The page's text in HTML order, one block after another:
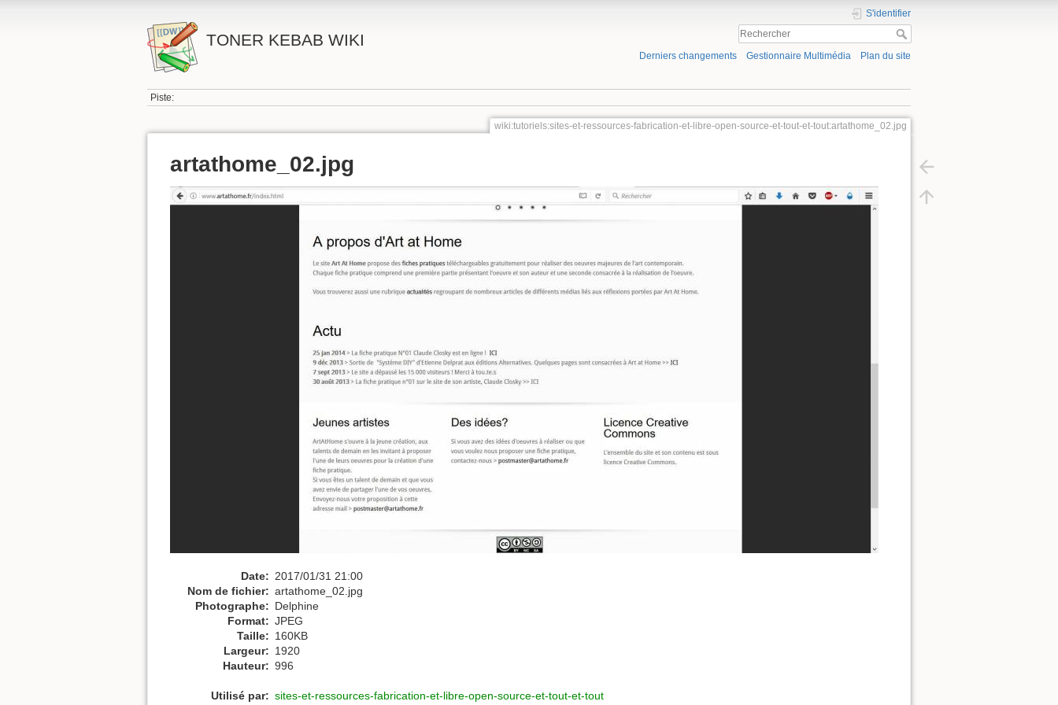
TONER KEBAB WIKI
S'identifier
Derniers changements Gestionnaire Multimédia Plan du site
Piste:
wiki:tutoriels:sites-et-ressources-fabrication-et-libre-open-source-et-tout-et-tout:artathome_02.jpg
artathome_02.jpg
Date: 2017/01/31 21:00
Nom de fichier: artathome_02.jpg
Photographe: Delphine
Format: JPEG
Taille: 160KB
Largeur: 1920
Hauteur: 996
Utilisé par: sites-et-ressources-fabrication-et-libre-open-source-et-tout-et-tout